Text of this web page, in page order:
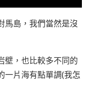
馬島，我們當然是沒
壁，也比較多不同的
一片海有點單調(我怎